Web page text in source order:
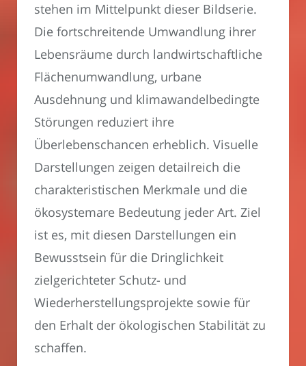
stehen im Mittelpunkt dieser Bildserie.
Die fortschreitende Umwandlung ihrer
Lebensräume durch landwirtschaftliche
Flächenumwandlung, urbane
Ausdehnung und klimawandelbedingte
Störungen reduziert ihre
Überlebenschancen erheblich. Visuelle
Darstellungen zeigen detailreich die
charakteristischen Merkmale und die
ökosystemare Bedeutung jeder Art. Ziel
ist es, mit diesen Darstellungen ein
Bewusstsein für die Dringlichkeit
zielgerichteter Schutz- und
Wiederherstellungsprojekte sowie für
den Erhalt der ökologischen Stabilität zu
schaffen.